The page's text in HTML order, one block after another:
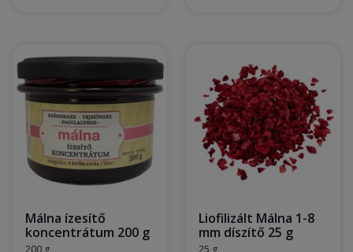
Málna ízesítő
koncentrátum 200 g
200 g
Liofilizált Málna 1-8
mm díszítő 25 g
25 g